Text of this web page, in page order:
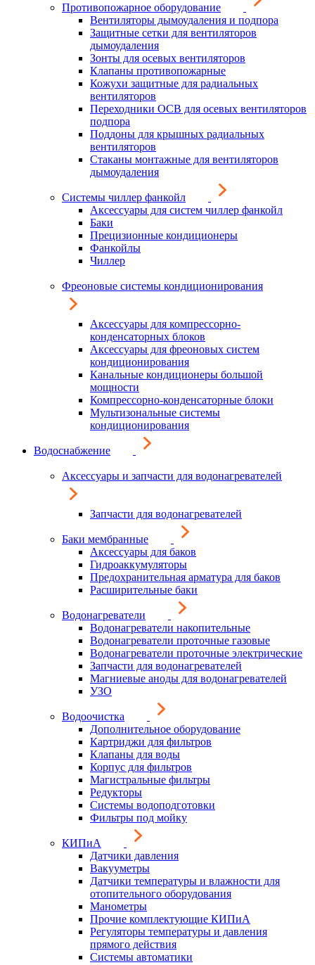
Противопожарное оборудование
Вентиляторы дымоудаления и подпора
Защитные сетки для вентиляторов
дымоудаления
Зонты для осевых вентиляторов
Клапаны противопожарные
Кожухи защитные для радиальных
вентиляторов
Переходники ОСВ для осевых вентиляторов
подпора
Поддоны для крышных радиальных
вентиляторов
Стаканы монтажные для вентиляторов
дымоудаления
Системы чиллер фанкойл
Аксессуары для систем чиллер фанкойл
Баки
Прецизионные кондиционеры
Фанкойлы
Чиллер
Фреоновые системы кондиционирования
Аксессуары для компрессорно-
конденсаторных блоков
Аксессуары для фреоновых систем
кондиционирования
Канальные кондиционеры большой
мощности
Компрессорно-конденсаторные блоки
Мультизональные системы
кондиционирования
Водоснабжение
Аксессуары и запчасти для водонагревателей
Запчасти для водонагревателей
Баки мембранные
Аксессуары для баков
Гидроаккумуляторы
Предохранительная арматура для баков
Расширительные баки
Водонагреватели
Водонагреватели накопительные
Водонагреватели проточные газовые
Водонагреватели проточные электрические
Запчасти для водонагревателей
Магниевые аноды для водонагревателей
УЗО
Водоочистка
Дополнительное оборудование
Картриджи для фильтров
Клапаны для воды
Корпус для фильтров
Магистральные фильтры
Редукторы
Системы водоподготовки
Фильтры под мойку
КИПиА
Датчики давления
Вакууметры
Датчики температуры и влажности для
отопительного оборудования
Манометры
Прочие комплектующие КИПиА
Регуляторы температуры и давления
прямого действия
Системы автоматики